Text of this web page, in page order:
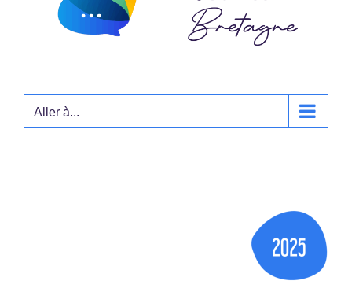
Aller à...